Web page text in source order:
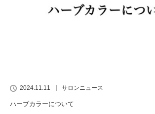
2024.11.11 サロンニュース
ハーブカラーについて